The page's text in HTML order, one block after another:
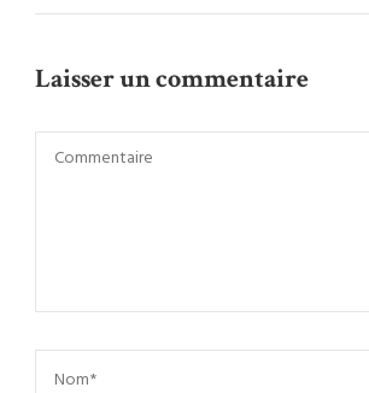
Laisser un commentaire